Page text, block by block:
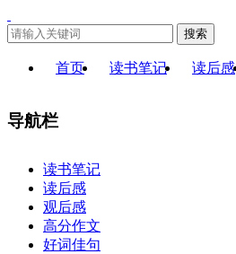
搜索
首页 读书笔记 读后感
导航栏
读书笔记
读后感
观后感
高分作文
好词佳句